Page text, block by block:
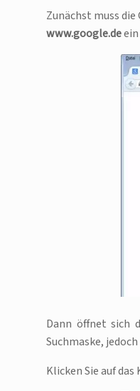
Zunächst muss
www.google.de
Dann öffnet sich
Suchmaske,
Klicken Sie auf